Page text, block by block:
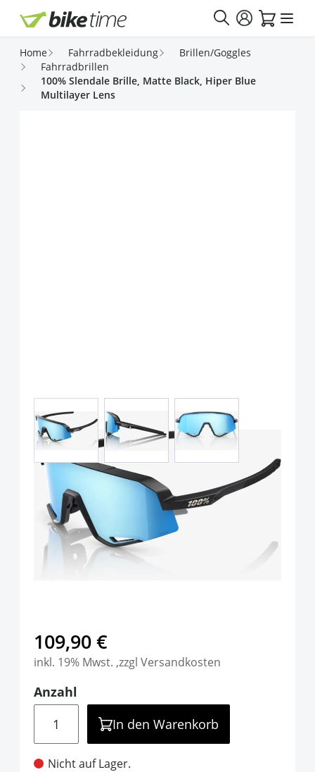
Direkt zum Inhalt
Home Fahrradbekleidung
Brillen/Goggles
Fahrradbrillen
100% Slendale Brille, Matte Black, Hiper Blue
Multilayer Lens
100% Slendale Brille, Matte
Black, Hiper Blue Multilayer
Lens
109,90 €
inkl. 19% Mwst. ,zzgl Versandkosten
Anzahl
In den Warenkorb
Nicht auf Lager.